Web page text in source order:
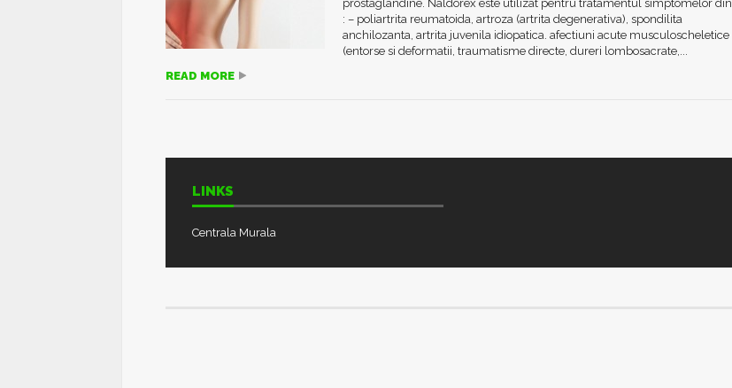
prostaglandine. Naldorex este utilizat pentru tratamentul simptomelor din
: – poliartrita reumatoida, artroza (artrita degenerativa), spondilita
anchilozanta, artrita juvenila idiopatica. afectiuni acute musculoscheletice
(entorse si deformatii, traumatisme directe, dureri lombosacrate,...
READ MORE
LINKS
Centrala Murala